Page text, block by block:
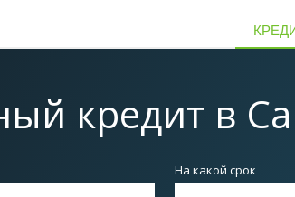
кредит в
На какой срок